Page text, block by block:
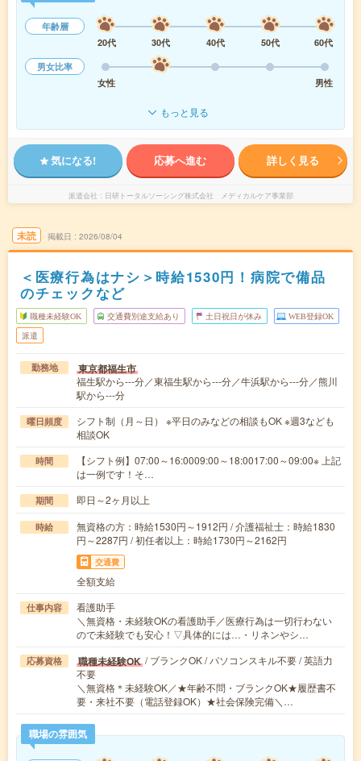
年齢層
20代
30代 40代 50代
60代
男女比率
女性
男性
もっと見る
気になる! 応募へ進む 詳しく見る
派遣会社 日研トータルソーシング株式会社 メディカルケア事業部
未読 掲載日 2026/08/04
＜医療行為はナシ＞時給1530円！病院で備品
のチェックなど
職種未経験OK 交通費別途支給あり 土日祝日が休み WEB登録OK
派遣
勤務地 東京都福生市
福生駅から---分／東福生駅から---分／牛浜駅から---分／熊川
駅から---分
曜日頻度
シフト制（月～日） ※平日のみなどの相談もOK ※週3なども
相談OK
時間
【シフト例】07:00～16:0009:00～18:0017:00～09:00※ 上記
は一例です！そ…
期間 即日～2ヶ月以上
時給
無資格の方：時給1530円～1912円 / 介護福祉士：時給1830
円～2287円 / 初任者以上：時給1730円～2162円
交通費
全額支給
仕事内容
看護助手
＼無資格・未経験OKの看護助手／医療行為は一切行わない
ので未経験でも安心！▽具体的には…・リネンやシ…
応募資格 職種未経験OK / ブランクOK / パソコンスキル不要 / 英語力
不要
＼無資格＊未経験OK／★年齢不問・ブランクOK★履歴書不
要・来社不要（電話登録OK）★社会保険完備＼…
職場の雰囲気